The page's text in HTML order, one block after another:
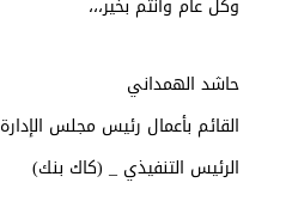
وكل عام وأنتم بخير،،،
حاشد الهمداني
القائم بأعمال رئيس مجلس الإدارة
الرئيس التنفيذي _ (كاك بنك)